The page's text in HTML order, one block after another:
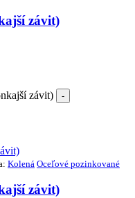
závit)
závit)
Kolená Oceľové pozinkované
závit)